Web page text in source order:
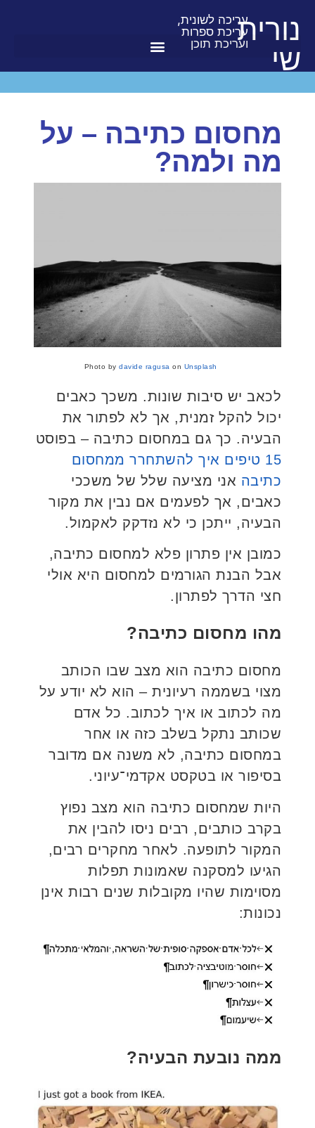
נורית
שי
עריכה לשונית,
עריכת ספרות
ועריכת תוכן
מחסום כתיבה – על
מה ולמה?
Photo by davide ragusa on Unsplash
לכאב יש סיבות שונות. משכך כאבים
יכול להקל זמנית, אך לא לפתור את
הבעיה. כך גם במחסום כתיבה – בפוסט
15 טיפים איך להשתחרר ממחסום
כתיבה אני מציעה שלל של משככי
כאבים, אך לפעמים אם נבין את מקור
הבעיה, ייתכן כי לא נזדקק לאקמול.
כמובן אין פתרון פלא למחסום כתיבה,
אבל הבנת הגורמים למחסום היא אולי
חצי הדרך לפתרון.
מהו מחסום כתיבה?
מחסום כתיבה הוא מצב שבו הכותב
מצוי בשממה רעיונית – הוא לא יודע על
מה לכתוב או איך לכתוב. כל אדם
שכותב נתקל בשלב כזה או אחר
במחסום כתיבה, לא משנה אם מדובר
בסיפור או בטקסט אקדמי־עיוני.
היות שמחסום כתיבה הוא מצב נפוץ
בקרב כותבים, רבים ניסו להבין את
המקור לתופעה. לאחר מחקרים רבים,
הגיעו למסקנה שאמונות תפלות
מסוימות שהיו מקובלות שנים רבות אינן
נכונות:
ממה נובעת הבעיה?